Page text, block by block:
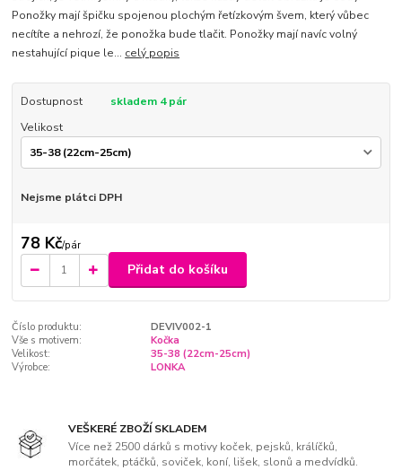
Ponožky mají špičku spojenou plochým řetízkovým švem, který vůbec
necítíte a nehrozí, že ponožka bude tlačit. Ponožky mají navíc volný
nestahující pique le... celý popis
Dostupnost
skladem 4 pár
Velikost
Nejsme plátci DPH
78 Kč/pár
Přidat do košíku
Číslo produktu:
DEVIV002-1
Vše s motivem:
Kočka
Velikost:
35-38 (22cm-25cm)
Výrobce:
LONKA
VEŠKERÉ ZBOŽÍ SKLADEM
Více než 2500 dárků s motivy koček, pejsků, králíčků,
morčátek, ptáčků, soviček, koní, lišek, slonů a medvídků.